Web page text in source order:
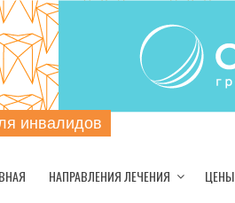
инвалидов
НАПРАВЛЕНИЯ ЛЕЧЕНИЯ ЦЕНЫ